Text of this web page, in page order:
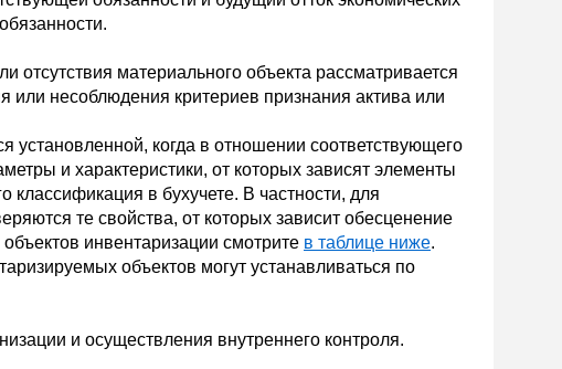
отсутствия материального объекта рассматривается
или несоблюдения критериев признания актива или
установленной, когда в отношении соответствующего
и характеристики, от которых зависят элементы
классификация в бухучете. В частности, для
те свойства, от которых зависит обесценение
инвентаризации смотрите в таблице ниже.
объектов могут устанавливаться по
и осуществления внутреннего контроля.